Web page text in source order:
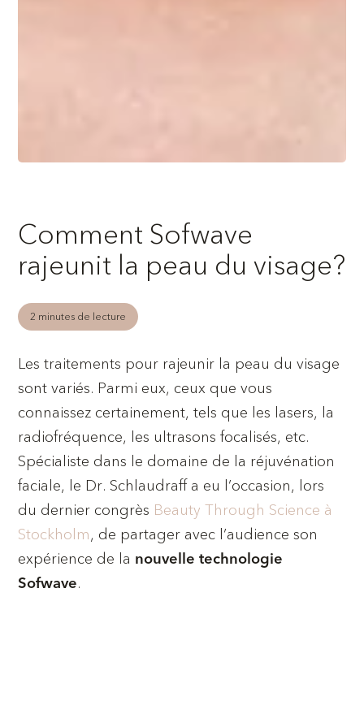
Comment Sofwave
rajeunit la peau du visage?
2 minutes de lecture
Les traitements pour rajeunir la peau du visage
sont variés. Parmi eux, ceux que vous
connaissez certainement, tels que les lasers, la
radiofréquence, les ultrasons focalisés, etc.
Spécialiste dans le domaine de la réjuvénation
faciale, le Dr. Schlaudraff a eu l’occasion, lors
du dernier congrès Beauty Through Science à
Stockholm, de partager avec l’audience son
expérience de la nouvelle technologie
Sofwave.